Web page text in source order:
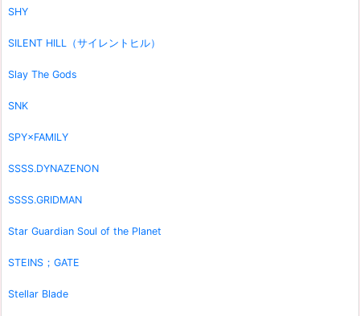
SHY
SILENT HILL（サイレントヒル）
Slay The Gods
SNK
SPY×FAMILY
SSSS.DYNAZENON
SSSS.GRIDMAN
Star Guardian Soul of the Planet
STEINS；GATE
Stellar Blade